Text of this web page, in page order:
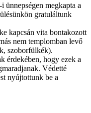
ünnepségen megkapta a
gratuláltunk
kapcsán vita bontakozott
nem templomban levő
szoborfülkék).
érdekében, hogy ezek a
Védetté
nyújtottunk be a